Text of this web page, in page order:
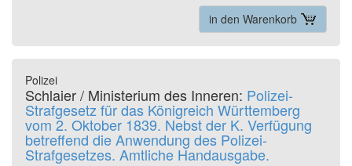
in den Warenkorb
Polizei
Schlaier / Ministerium des Inneren: Polizei-
Strafgesetz für das Königreich Württemberg
vom 2. Oktober 1839. Nebst der K. Verfügung
betreffend die Anwendung des Polizei-
Strafgesetzes. Amtliche Handausgabe.